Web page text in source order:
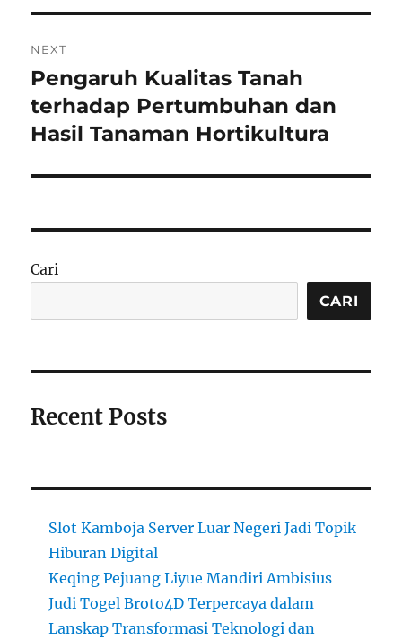
NEXT
Next
post:
Pengaruh Kualitas Tanah
terhadap Pertumbuhan dan
Hasil Tanaman Hortikultura
Cari
CARI
Recent Posts
Slot Kamboja Server Luar Negeri Jadi Topik
Hiburan Digital
Keqing Pejuang Liyue Mandiri Ambisius
Judi Togel Broto4D Terpercaya dalam
Lanskap Transformasi Teknologi dan